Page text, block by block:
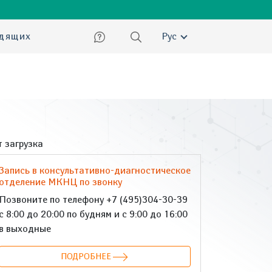
Русский
загрузка
в консультативно-диагностическое
отделение МКНЦ по звонку
Позвоните по телефону +7 (495)304-30-39
с 8:00 до 20:00 по будням и с 9:00 до 16:00
в выходные
ПОДРОБНЕЕ